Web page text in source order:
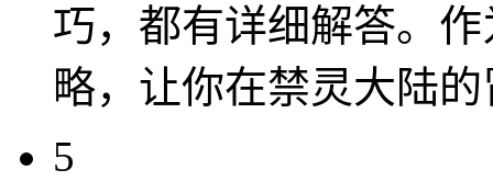
巧，都有详细解答。
略，让你在禁灵大陆
5